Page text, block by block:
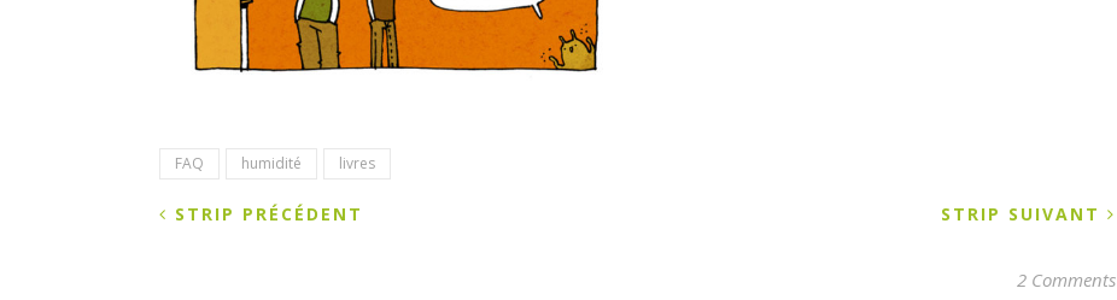
FAQ humidité livres
STRIP SUIVANT
STRIP PRÉCÉDENT
2 Comments